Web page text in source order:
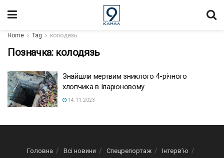
Home Tag колодязь
Позначка: колодязь
Знайшли мертвим зниклого 4-річного
хлопчика в Іларіоновому
14.11.2023
Головна Всі новини Спецрепортаж
Інтерв’ю